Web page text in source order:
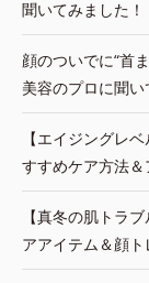
聞いてみました！
顔のついでに“首
美容のプロに聞い
【エイジングレ
すすめケア方法＆
【真冬の肌トラ
アアイテム＆顔